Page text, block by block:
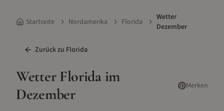
Startseite Nordamerika Florida
Wetter
Dezember
Zurück zu Florida
WetterFloridaim
Dezember
Merken